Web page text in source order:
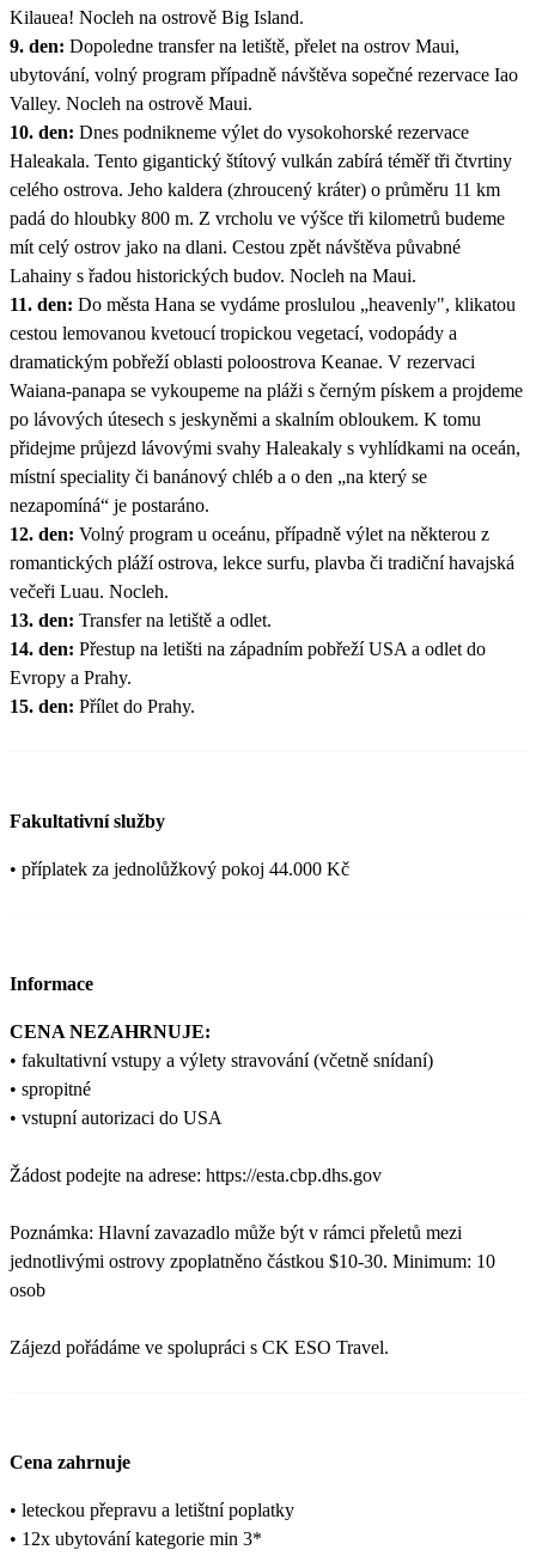
Kilauea! Nocleh na ostrově Big Island.
9. den: Dopoledne transfer na letiště, přelet na ostrov Maui,
ubytování, volný program případně návštěva sopečné rezervace Iao
Valley. Nocleh na ostrově Maui.
10. den: Dnes podnikneme výlet do vysokohorské rezervace
Haleakala. Tento gigantický štítový vulkán zabírá téměř tři čtvrtiny
celého ostrova. Jeho kaldera (zhroucený kráter) o průměru 11 km
padá do hloubky 800 m. Z vrcholu ve výšce tři kilometrů budeme
mít celý ostrov jako na dlani. Cestou zpět návštěva půvabné
Lahainy s řadou historických budov. Nocleh na Maui.
11. den: Do města Hana se vydáme proslulou „heavenly", klikatou
cestou lemovanou kvetoucí tropickou vegetací, vodopády a
dramatickým pobřeží oblasti poloostrova Keanae. V rezervaci
Waiana-panapa se vykoupeme na pláži s černým pískem a projdeme
po lávových útesech s jeskyněmi a skalním obloukem. K tomu
přidejme průjezd lávovými svahy Haleakaly s vyhlídkami na oceán,
místní speciality či banánový chléb a o den „na který se
nezapomíná“ je postaráno.
12. den: Volný program u oceánu, případně výlet na některou z
romantických pláží ostrova, lekce surfu, plavba či tradiční havajská
večeři Luau. Nocleh.
13. den: Transfer na letiště a odlet.
14. den: Přestup na letišti na západním pobřeží USA a odlet do
Evropy a Prahy.
15. den: Přílet do Prahy.
Fakultativní služby
• příplatek za jednolůžkový pokoj 44.000 Kč
Informace
CENA NEZAHRNUJE:
• fakultativní vstupy a výlety stravování (včetně snídaní)
• spropitné
• vstupní autorizaci do USA
Žádost podejte na adrese: https://esta.cbp.dhs.gov
Poznámka: Hlavní zavazadlo může být v rámci přeletů mezi
jednotlivými ostrovy zpoplatněno částkou $10-30. Minimum: 10
osob
Zájezd pořádáme ve spolupráci s CK ESO Travel.
Cena zahrnuje
• leteckou přepravu a letištní poplatky
• 12x ubytování kategorie min 3*